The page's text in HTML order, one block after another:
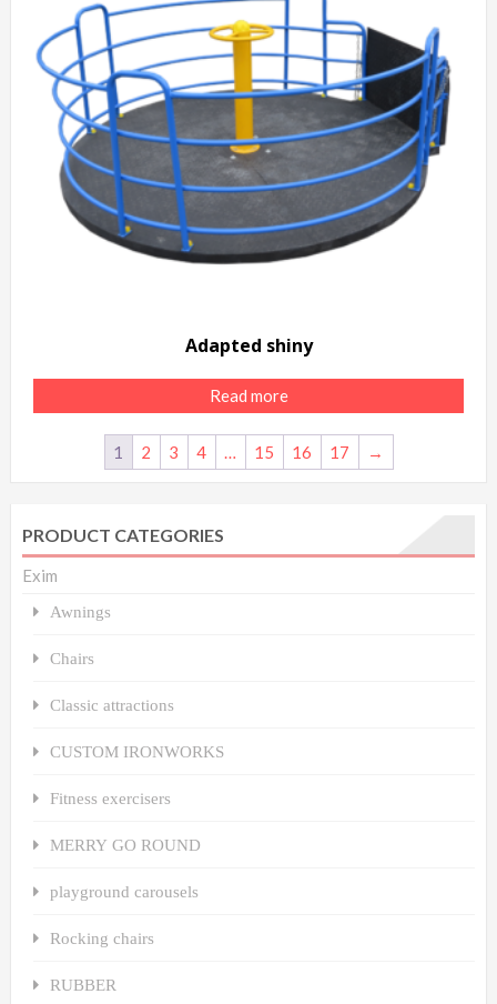
Adapted shiny
Read more
1 2 3 4 … 15 16 17 →
PRODUCT CATEGORIES
Exim
Awnings
Chairs
Classic attractions
CUSTOM IRONWORKS
Fitness exercisers
MERRY GO ROUND
playground carousels
Rocking chairs
RUBBER